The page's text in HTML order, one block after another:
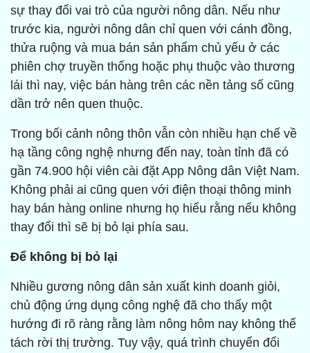
sự thay đổi vai trò của người nông dân. Nếu như
trước kia, người nông dân chỉ quen với cánh đồng,
thửa ruộng và mua bán sản phẩm chủ yếu ở các
phiên chợ truyền thống hoặc phụ thuộc vào thương
lái thì nay, việc bán hàng trên các nền tảng số cũng
dần trở nên quen thuộc.
Trong bối cảnh nông thôn vẫn còn nhiều hạn chế về
hạ tầng công nghệ nhưng đến nay, toàn tỉnh đã có
gần 74.900 hội viên cài đặt App Nông dân Việt Nam.
Không phải ai cũng quen với điện thoại thông minh
hay bán hàng online nhưng họ hiểu rằng nếu không
thay đổi thì sẽ bị bỏ lại phía sau.
Để không bị bỏ lại
Nhiều gương nông dân sản xuất kinh doanh giỏi,
chủ động ứng dụng công nghệ đã cho thấy một
hướng đi rõ ràng rằng làm nông hôm nay không thể
tách rời thị trường. Tuy vậy, quá trình chuyển đổi